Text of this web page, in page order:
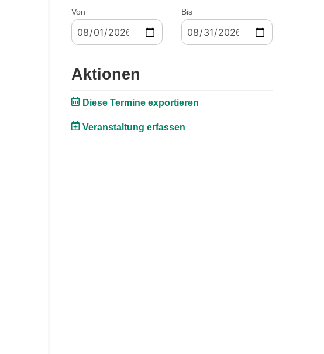
Von Bis
Aktionen
Diese Termine exportieren
Veranstaltung erfassen